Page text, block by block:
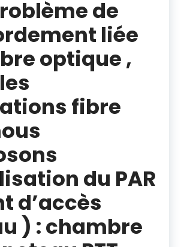
de
liée
optique,
fibre
du PAR
d’accès
) : chambre